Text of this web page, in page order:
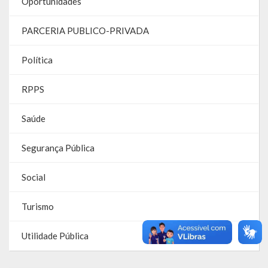
LOA
LDO
Transparência
Apresentação
PARCERIA PUBLICO-PRIVADA
Política
RPPS
Saúde
Segurança Pública
Social
Turismo
Utilidade Pública